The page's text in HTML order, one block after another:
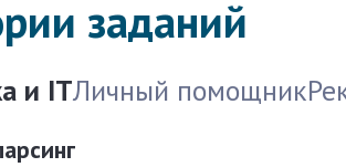
заданий
и ITЛичный помощник